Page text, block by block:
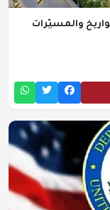
والمسيّرات